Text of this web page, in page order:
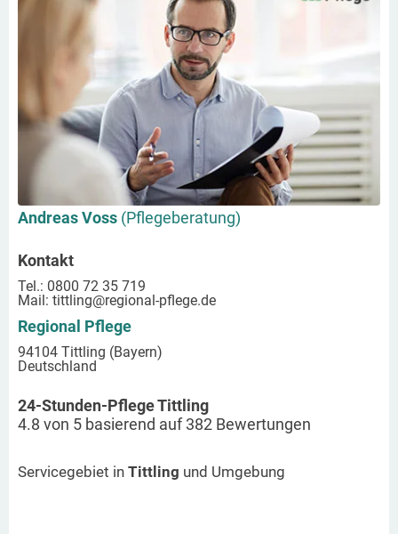
Andreas Voss (Pflegeberatung)
Kontakt
Tel.: 0800 72 35 719
Mail: tittling@regional-pflege.de
Regional Pflege
94104 Tittling (Bayern)
Deutschland
24-Stunden-Pflege Tittling
4.8 von 5 basierend auf382 Bewertungen
Servicegebiet in Tittling und Umgebung